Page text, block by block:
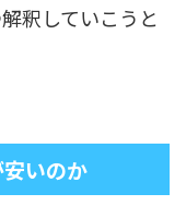
釈していこうと
いのか